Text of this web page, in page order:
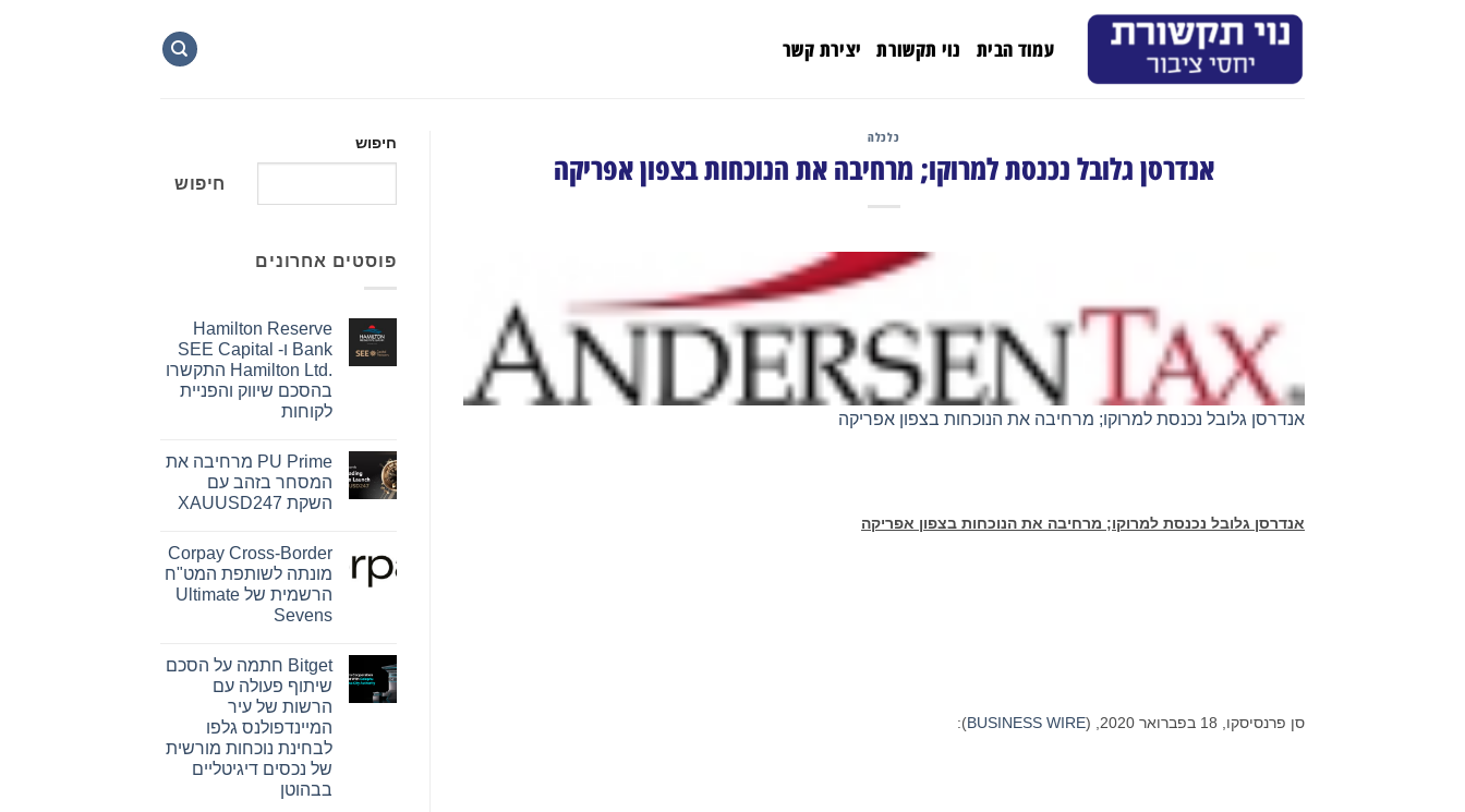
עמוד הבית נוי תקשורת יצירת קשר
כלכלה
אנדרסן גלובל נכנסת למרוקו; מרחיבה את הנוכחות בצפון אפריקה
אנדרסן גלובל נכנסת למרוקו; מרחיבה את הנוכחות בצפון אפריקה
אנדרסן גלובל נכנסת למרוקו; מרחיבה את הנוכחות בצפון אפריקה
סן פרנסיסקו, 18 בפברואר 2020, ( BUSINESS WIRE
):
חיפוש
חיפוש
פוסטים אחרונים
Hamilton Reserve
Bank ו- SEE Capital
Hamilton Ltd.‎ התקשרו
בהסכם שיווק והפניית
לקוחות
על
Hamilton
Reserve
Bank
Capital
Hamilton
Ltd.‎
התקשרו
בהסכם
שיווק
PU Prime מרחיבה את
המסחר בזהב עם
השקת XAUUSD247
על
PU
Prime
מרחיבה
את
המסחר
השקת
XAUUSD247
Corpay Cross-Border
מונתה לשותפת המט"ח
הרשמית של Ultimate
Sevens
על
Corpay
Cross-
Border
מונתה
לשותפת
המט"ח
הרשמית
של
Ultimate
Bitget חתמה על הסכם
שיתוף פעולה עם
הרשות של עיר
המיינדפולנס גלפו
לבחינת נוכחות מורשית
של נכסים דיגיטליים
בבהוטן